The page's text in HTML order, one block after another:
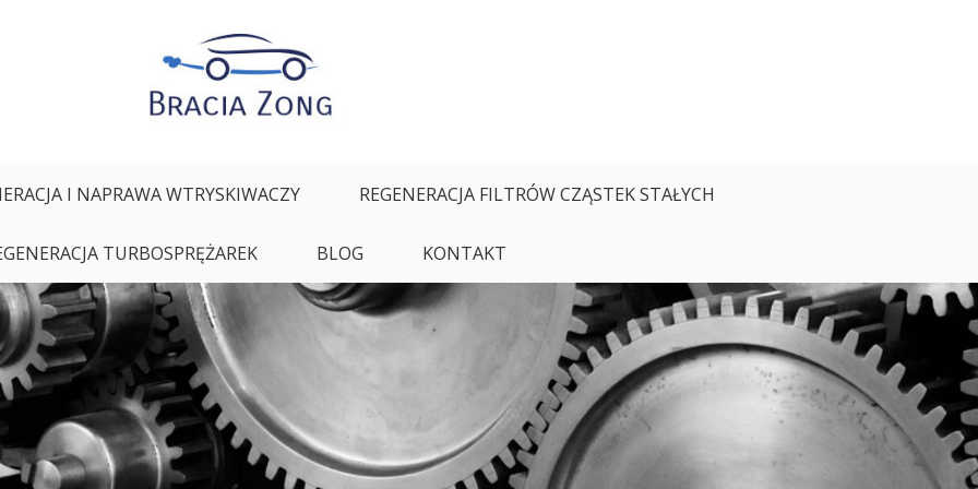
I NAPRAWA WTRYSKIWACZY REGENERACJA FILTRÓW CZĄSTEK STAŁYCH
TURBOSPRĘŻAREK BLOG KONTAKT